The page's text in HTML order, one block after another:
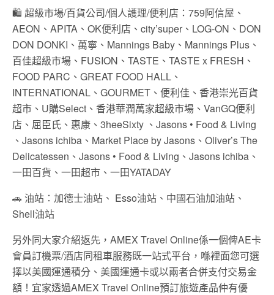
🛍️ 超級市場/百貨公司/個人護理/便利店：759阿信屋、
AEON、APITA、OK便利店、city’super、LOG-ON、DON
DON DONKI、萬寧、Mannings Baby、Mannings Plus、
百佳超級市場、FUSION、TASTE、TASTE x FRESH、
FOOD PARC、GREAT FOOD HALL、
INTERNATIONAL、GOURMET、便利佳、香港崇光百貨
超市、U購Select、香港華潤萬家超級市場、VanGQ便利
店、屈臣氏、惠康、3heeSixty 、Jasons • Food & Living
、Jasons ichiba、Market Place by Jasons、Oliver’s The
Delicatessen、Jasons • Food & Living、Jasons ichiba、
一田百貨、一田超市、一田YATADAY
🚗 油站：加德士油站、 Esso油站、中國石油加油站、
Shell油站
另外同大家介紹返先，AMEX Travel Online係一個俾AE卡
會員訂機票/酒店同租車服務既一站式平台，喺裡面您可選
擇以美國運通積分、美國運通卡或以兩者合併支付交易金
額！宜家透過AMEX Travel Online預訂旅遊產品仲有優